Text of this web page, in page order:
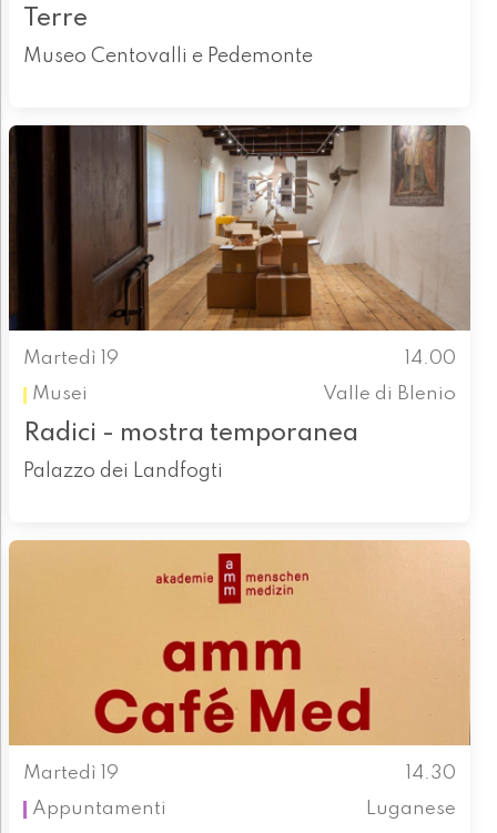
Terre
Museo Centovalli e Pedemonte
Martedì 19
14.00
Musei
Valle di Blenio
Radici - mostra temporanea
Palazzo dei Landfogti
Martedì 19
14.30
Appuntamenti
Luganese